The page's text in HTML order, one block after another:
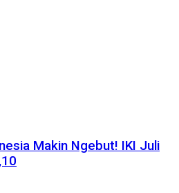
Makin Ngebut! IKI Juli